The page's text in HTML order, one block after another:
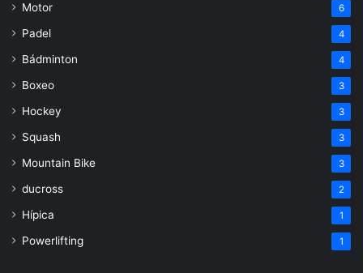
Motor 6
Padel 4
Bádminton 4
Boxeo 3
Hockey 3
Squash 3
Mountain Bike 3
ducross 2
Hípica 1
Powerlifting 1